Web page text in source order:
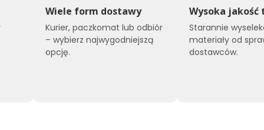
Wiele form dostawy
Kurier, paczkomat lub odbiór
– wybierz najwygodniejszą
opcję.
Wysoka jakość
Starannie
materiały od
dostawców.